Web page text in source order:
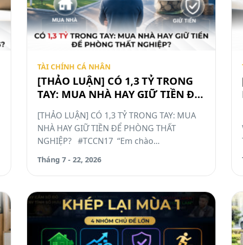
TÀI CHÍNH CÁ NHÂN
[THẢO LUẬN] CÓ 1,3 TỶ TRONG
TAY: MUA NHÀ HAY GIỮ TIỀN ĐỂ
[THẢO LUẬN] CÓ 1,3 TỶ TRONG TAY: MUA
NHÀ HAY GIỮ TIỀN ĐỂ PHÒNG THẤT
NGHIỆP? #TCCN17 “Em chào...
Tháng 7 - 22, 2026